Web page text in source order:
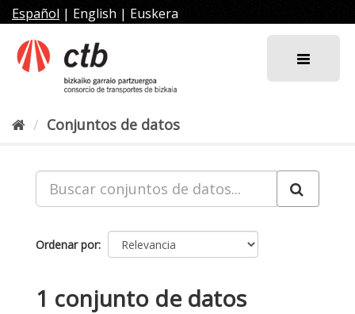
al
contenido
Español | English | Euskera
Conjuntos de datos
Ordenar por
1 conjunto de datos